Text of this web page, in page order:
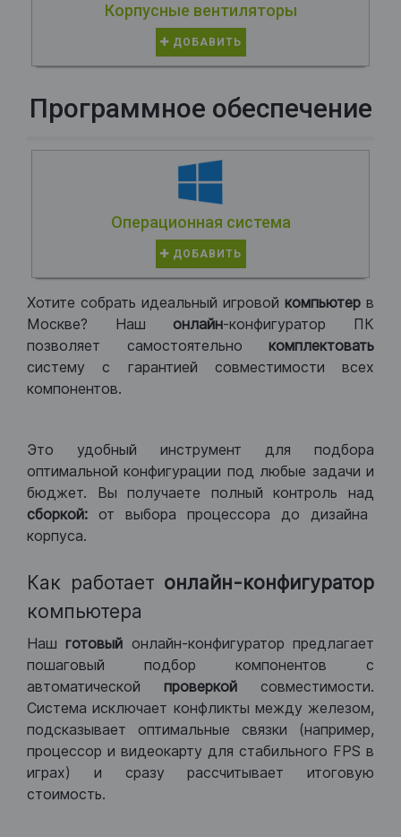
Корпусные вентиляторы
ДОБАВИТЬ
Программное обеспечение
Операционная система
ДОБАВИТЬ
Хотите собрать идеальный игровой компьютер в
Москве? Нашонлайн-конфигуратор ПК
позволяет самостоятельно комплектовать
систему с гарантией совместимости всех
компонентов.
Это удобный инструмент для подбора
оптимальной конфигурации под любые задачи и
бюджет. Вы получаете полный контроль над
сборкой: от выбора процессора до дизайна
корпуса.
Как работает онлайн-конфигуратор
компьютера
Нашготовый онлайн-конфигуратор предлагает
пошаговый подбор компонентов с
автоматической проверкой совместимости.
Система исключает конфликты между железом,
подсказывает оптимальные связки (например,
процессор и видеокарту для стабильного FPS в
играх) и сразу рассчитывает итоговую
стоимость.